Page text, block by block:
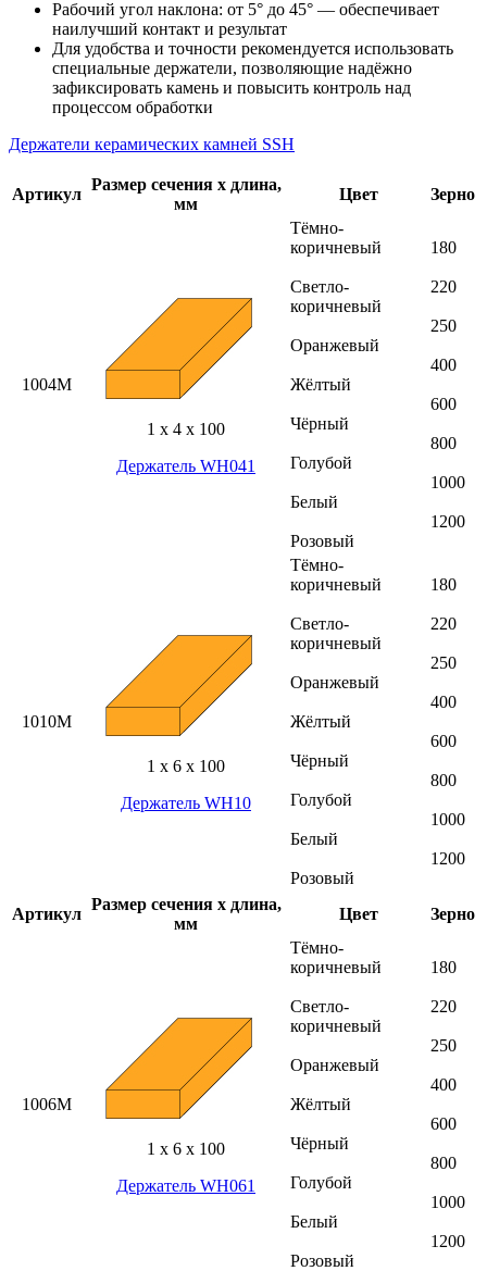
Рабочий угол наклона: от 5° до 45° — обеспечивает
наилучший контакт и результат
Для удобства и точности рекомендуется использовать
специальные держатели, позволяющие надёжно
зафиксировать камень и повысить контроль над
процессом обработки
Держатели керамических камней SSH
Артикул
Размер сечения х длина,
мм
Цвет Зерно
1004M
1 х 4 х 100
Держатель WH041
Тёмно-
коричневый
Светло-
коричневый
Оранжевый
Жёлтый
Чёрный
Голубой
Белый
Розовый
180
220
250
400
600
800
1000
1200
1010M
1 х 6 х 100
Держатель WH10
Тёмно-
коричневый
Светло-
коричневый
Оранжевый
Жёлтый
Чёрный
Голубой
Белый
Розовый
180
220
250
400
600
800
1000
1200
Артикул
Размер сечения х длина,
мм
Цвет Зерно
1006M
1 х 6 х 100
Держатель WH061
Тёмно-
коричневый
Светло-
коричневый
Оранжевый
Жёлтый
Чёрный
Голубой
Белый
Розовый
180
220
250
400
600
800
1000
1200